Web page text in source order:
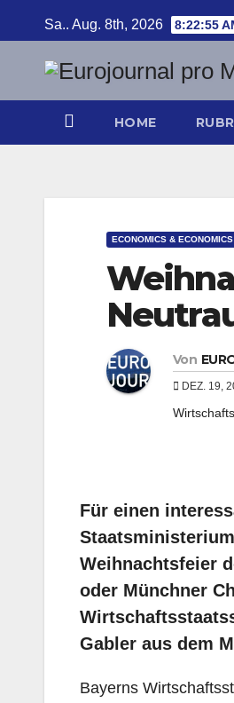
Inhalt
springen
Sa.. Aug. 8th, 2026 8:22:56
HOME
ECONOMICS &
Von
DEZ. 19,
Für einen
Weihnachtsfeier
oder Münchner
Gabler aus dem
Bayerns